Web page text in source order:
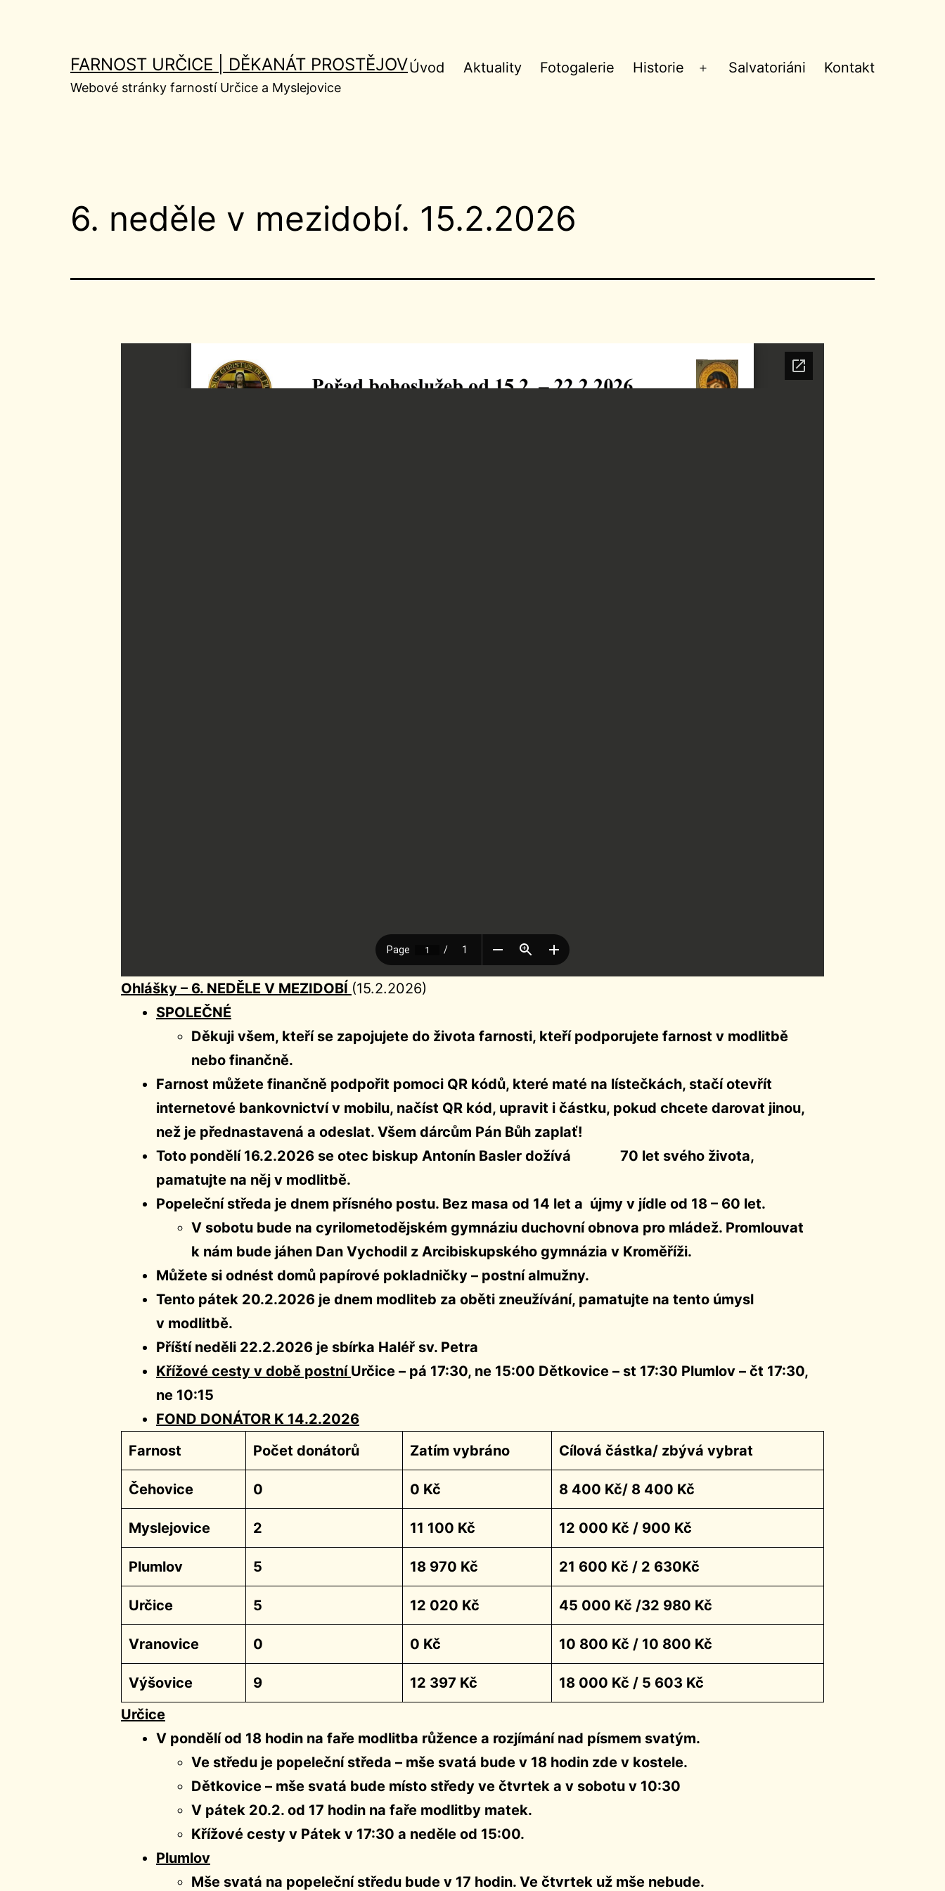
FARNOST URČICE | DĚKANÁT PROSTĚJOV
Webové stránky farností Určice a Myslejovice
Úvod Aktuality Fotogalerie Historie
Otevřít
Salvatoriáni Kontakt
6. neděle v mezidobí. 15.2.2026
Ohlášky – 6. NEDĚLE V MEZIDOBÍ (15.2.2026)
SPOLEČNÉ
Děkuji všem, kteří se zapojujete do života farnosti, kteří podporujete farnost v modlitbě
nebo finančně.
Farnost můžete finančně podpořit pomoci QR kódů, které maté na lístečkách, stačí otevřít
internetové bankovnictví v mobilu, načíst QR kód, upravit i částku, pokud chcete darovat jinou,
než je přednastavená a odeslat. Všem dárcům Pán Bůh zaplať!
Toto pondělí 16.2.2026 se otec biskup Antonín Basler dožívá 70 let svého života,
pamatujte na něj v modlitbě.
Popeleční středa je dnem přísného postu. Bez masa od 14 let a újmy v jídle od 18 – 60 let.
V sobotu bude na cyrilometodějském gymnáziu duchovní obnova pro mládež. Promlouvat
k nám bude jáhen Dan Vychodil z Arcibiskupského gymnázia v Kroměříži.
Můžete si odnést domů papírové pokladničky – postní almužny.
Tento pátek 20.2.2026 je dnem modliteb za oběti zneužívání, pamatujte na tento úmysl
v modlitbě.
Příští neděli 22.2.2026 je sbírka Haléř sv. Petra
Křížové cesty v době postní Určice – pá 17:30, ne 15:00 Dětkovice – st 17:30 Plumlov – čt 17:30,
ne 10:15
FOND DONÁTOR K 14.2.2026
Farnost
Počet donátorů Zatím vybráno Cílová částka/ zbývá vybrat
Čehovice 0 0 Kč 8 400 Kč/ 8 400 Kč
Myslejovice 2 11 100 Kč 12 000 Kč / 900 Kč
Plumlov 5 18 970 Kč 21 600 Kč / 2 630Kč
Určice 5 12 020 Kč 45 000 Kč /32 980 Kč
Vranovice 0 0 Kč 10 800 Kč / 10 800 Kč
Výšovice 9 12 397 Kč
18 000 Kč / 5 603 Kč
Určice
V pondělí od 18 hodin na faře modlitba růžence a rozjímání nad písmem svatým.
Ve středu je popeleční středa – mše svatá bude v 18 hodin zde v kostele.
Dětkovice – mše svatá bude místo středy ve čtvrtek a v sobotu v 10:30
V pátek 20.2. od 17 hodin na faře modlitby matek.
Křížové cesty v Pátek v 17:30 a neděle od 15:00.
Plumlov
Mše svatá na popeleční středu bude v 17 hodin. Ve čtvrtek už mše nebude.